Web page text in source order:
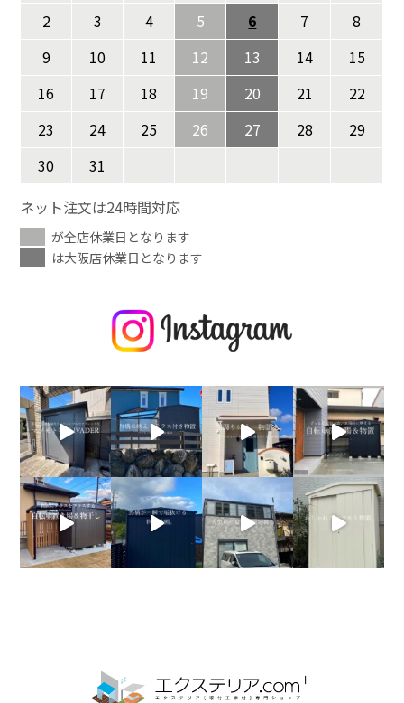
2
3 4 5 6 7
8
9
10 11 12 13 14
15
16
17 18 19 20 21
22
23
24 25 26 27 28
29
30
31
ネット注文は24時間対応
が全店休業日となります
は大阪店休業日となります